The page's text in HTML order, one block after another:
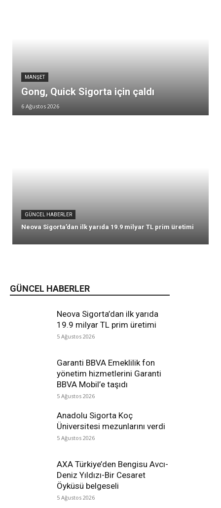
GÜNCEL HABERLER
Neova Sigorta’dan ilk yarıda
19.9 milyar TL prim üretimi
5 Ağustos 2026
Garanti BBVA Emeklilik fon
yönetim hizmetlerini Garanti
BBVA Mobil’e taşıdı
5 Ağustos 2026
Anadolu Sigorta Koç
Üniversitesi mezunlarını verdi
5 Ağustos 2026
AXA Türkiye’den Bengisu Avcı-
Deniz Yıldızı-Bir Cesaret
Öyküsü belgeseli
5 Ağustos 2026
MANŞET
Gong, Quick Sigorta için çaldı
6 Ağustos 2026
GÜNCEL HABERLER
Neova Sigorta’dan ilk yarıda 19.9 milyar TL prim üretimi